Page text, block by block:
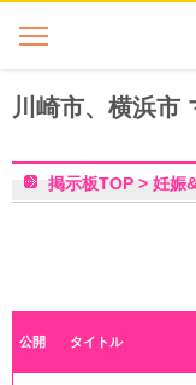
川崎市、横浜市
掲示板TOP > 妊娠
公開 タイトル